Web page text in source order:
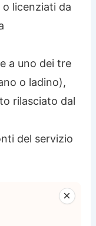
o licenziati da
a uno dei tre
o ladino),
rilasciato dal
del servizio
×